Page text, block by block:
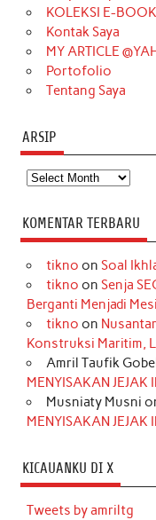
m
KOLEKSI E-BOOK
Kontak Saya
MY ARTICLE
Portofolio
Tentang Saya
ARSIP
Arsip
KOMENTAR TERBARU
tikno on Soal
tikno on Senja
Berganti Menjadi
tikno on
Konstruksi Maritim,
Amril Taufik
MENYISAKAN JEJAK
Musniaty Musni
MENYISAKAN JEJAK
KICAUANKU DI X
Tweets by amriltg